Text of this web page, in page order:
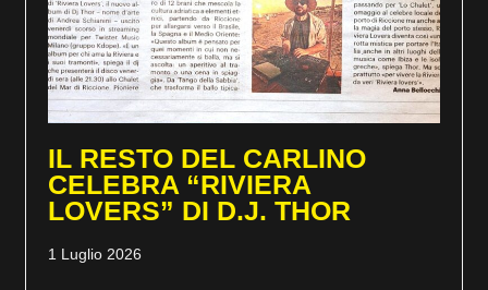
IL RESTO DEL CARLINO
CELEBRA “RIVIERA
LOVERS” DI D.J. THOR
1 Luglio 2026